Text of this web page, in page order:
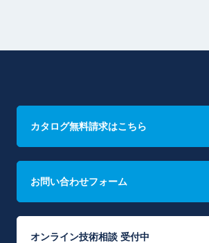
カタログ無料請求はこちら
お問い合わせフォーム
オンライン技術相談 受付中